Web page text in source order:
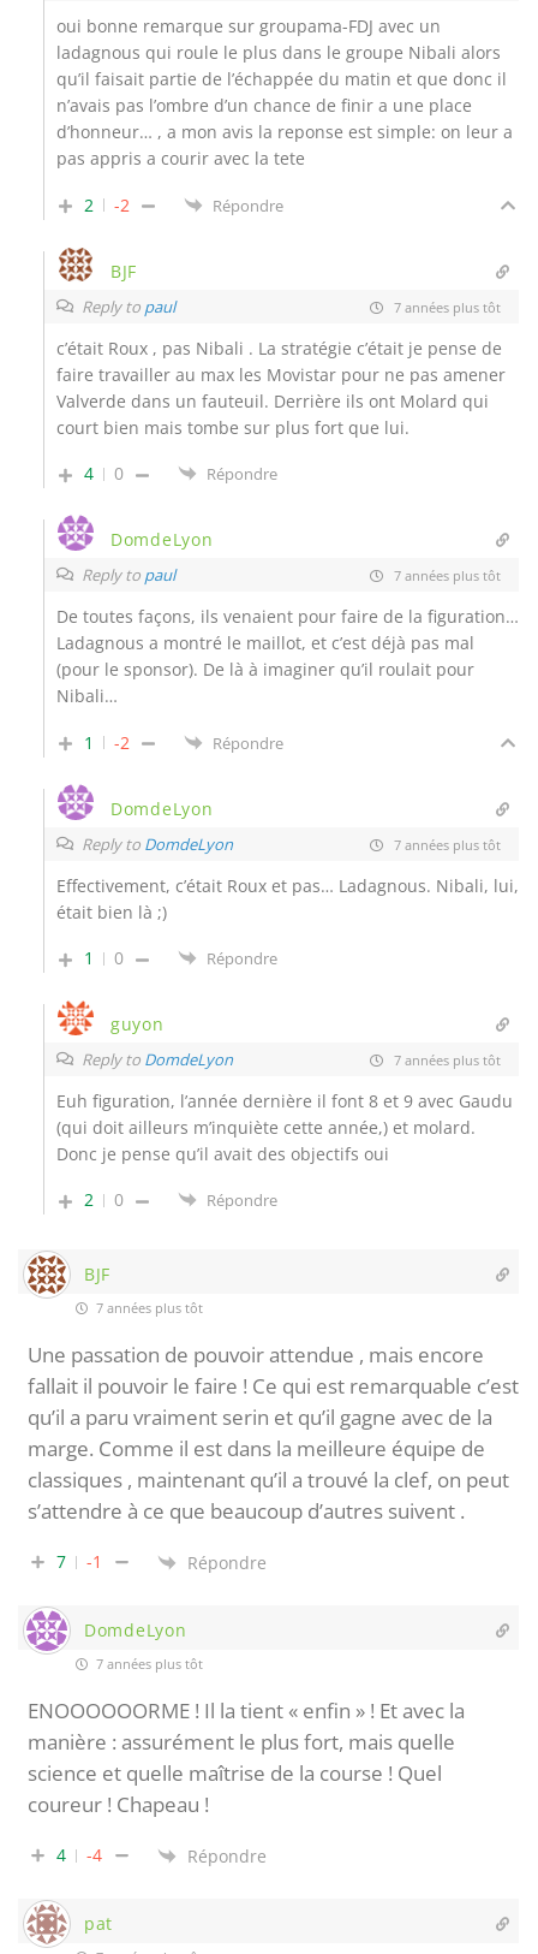
oui bonne remarque sur groupama-FDJ avec un
ladagnous qui roule le plus dans le groupe Nibali alors
qu’il faisait partie de l’échappée du matin et que donc il
n’avais pas l’ombre d’un chance de finir a une place
d’honneur… , a mon avis la reponse est simple: on leur a
pas appris a courir avec la tete
2 -2 Répondre
BJF
Reply to paul 7 années plus tôt
c’était Roux , pas Nibali . La stratégie c’était je pense de
faire travailler au max les Movistar pour ne pas amener
Valverde dans un fauteuil. Derrière ils ont Molard qui
court bien mais tombe sur plus fort que lui.
4
0 Répondre
DomdeLyon
Reply to paul 7 années plus tôt
De toutes façons, ils venaient pour faire de la figuration…
Ladagnous a montré le maillot, et c’est déjà pas mal
(pour le sponsor). De là à imaginer qu’il roulait pour
Nibali…
1 -2 Répondre
DomdeLyon
Reply to DomdeLyon 7 années plus tôt
Effectivement, c’était Roux et pas… Ladagnous. Nibali, lui,
était bien là ;)
1
0 Répondre
guyon
Reply to DomdeLyon 7 années plus tôt
Euh figuration, l’année dernière il font 8 et 9 avec Gaudu
(qui doit ailleurs m’inquiète cette année,) et molard.
Donc je pense qu’il avait des objectifs oui
2
0 Répondre
BJF
7 années plus tôt
Une passation de pouvoir attendue , mais encore
fallait il pouvoir le faire ! Ce qui est remarquable c’est
qu’il a paru vraiment serin et qu’il gagne avec de la
marge. Comme il est dans la meilleure équipe de
classiques , maintenant qu’il a trouvé la clef, on peut
s’attendre à ce que beaucoup d’autres suivent .
7 -1 Répondre
DomdeLyon
7 années plus tôt
ENOOOOOORME ! Il la tient « enfin » ! Et avec la
manière : assurément le plus fort, mais quelle
science et quelle maîtrise de la course ! Quel
coureur ! Chapeau !
4 -4 Répondre
pat